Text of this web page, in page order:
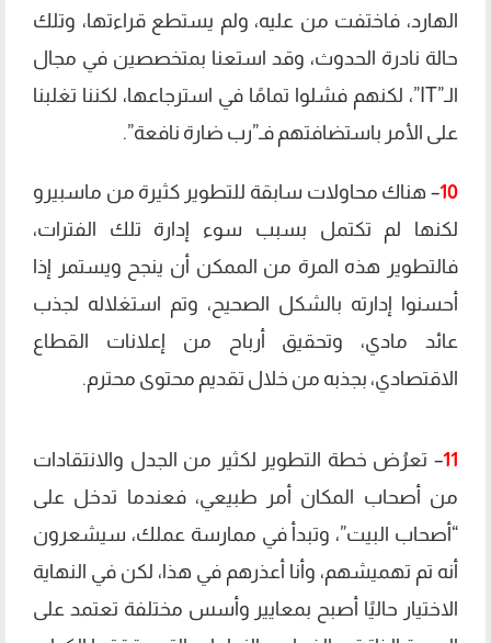
الهارد، فاختفت من عليه، ولم يستطع قراءتها، وتلك
حالة نادرة الحدوث، وقد استعنا بمتخصصين في مجال
الـ”IT”، لكنهم فشلوا تمامًا في استرجاعها، لكننا تغلبنا
على الأمر باستضافتهم فـ”رب ضارة نافعة”.
10– هناك محاولات سابقة للتطوير كثيرة من ماسبيرو
لكنها لم تكتمل بسبب سوء إدارة تلك الفترات،
فالتطوير هذه المرة من الممكن أن ينجح ويستمر إذا
أحسنوا إدارته بالشكل الصحيح، وتم استغلاله لجذب
عائد مادي، وتحقيق أرباح من إعلانات القطاع
الاقتصادي، بجذبه من خلال تقديم محتوى محترم.
11– تعرُض خطة التطوير لكثير من الجدل والانتقادات
من أصحاب المكان أمر طبيعي، فعندما تدخل على
“أصحاب البيت”، وتبدأ في ممارسة عملك، سيشعرون
أنه تم تهميشهم، وأنا أعذرهم في هذا، لكن في النهاية
الاختيار حاليًا أصبح بمعايير وأسس مختلفة تعتمد على